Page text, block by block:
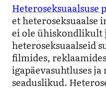
Heteroseksuaalsuse
et heteroseksuaalse
ei ole
heteroseksuaalseid
filmides,
igapäevasuhtluses ja
seaduslikud.